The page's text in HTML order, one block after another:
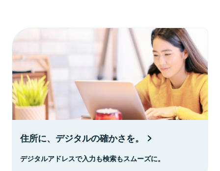
住所に、デジタルの確かさを。
デジタルアドレスで入力も検索もスムーズに。